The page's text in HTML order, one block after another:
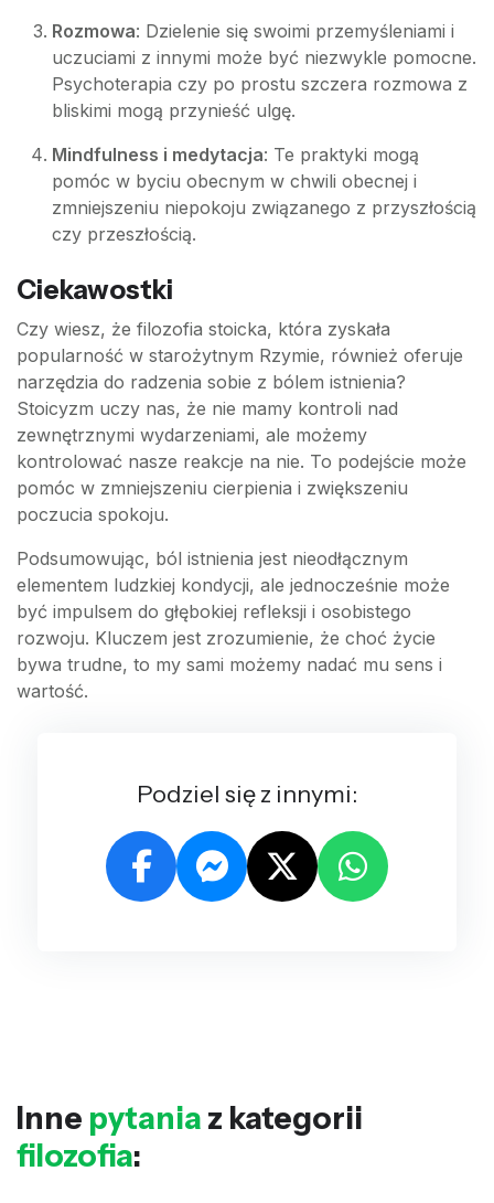
Rozmowa: Dzielenie się swoimi przemyśleniami i
uczuciami z innymi może być niezwykle pomocne.
Psychoterapia czy po prostu szczera rozmowa z
bliskimi mogą przynieść ulgę.
Mindfulness i medytacja: Te praktyki mogą
pomóc w byciu obecnym w chwili obecnej i
zmniejszeniu niepokoju związanego z przyszłością
czy przeszłością.
Ciekawostki
Czy wiesz, że filozofia stoicka, która zyskała
popularność w starożytnym Rzymie, również oferuje
narzędzia do radzenia sobie z bólem istnienia?
Stoicyzm uczy nas, że nie mamy kontroli nad
zewnętrznymi wydarzeniami, ale możemy
kontrolować nasze reakcje na nie. To podejście może
pomóc w zmniejszeniu cierpienia i zwiększeniu
poczucia spokoju.
Podsumowując, ból istnienia jest nieodłącznym
elementem ludzkiej kondycji, ale jednocześnie może
być impulsem do głębokiej refleksji i osobistego
rozwoju. Kluczem jest zrozumienie, że choć życie
bywa trudne, to my sami możemy nadać mu sens i
wartość.
Podziel się z innymi:
Inne pytania z kategorii
filozofia: